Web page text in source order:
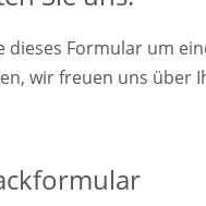
dieses Formular um
wir freuen uns über